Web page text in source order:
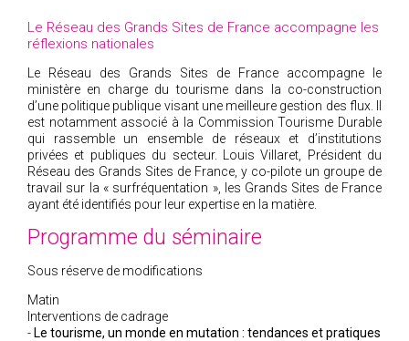
Le Réseau des Grands Sites de France accompagne les
réflexions nationales
Le Réseau des Grands Sites de France accompagne le
ministère en charge du tourisme dans la co-construction
d’une politique publique visant une meilleure gestion des flux. Il
est notamment associé à la Commission Tourisme Durable
qui rassemble un ensemble de réseaux et d’institutions
privées et publiques du secteur. Louis Villaret, Président du
Réseau des Grands Sites de France, y co-pilote un groupe de
travail sur la « surfréquentation », les Grands Sites de France
ayant été identifiés pour leur expertise en la matière.
Programme du séminaire
Sous réserve de modifications
Matin
Interventions de cadrage
- Le tourisme, un monde en mutation : tendances et pratiques